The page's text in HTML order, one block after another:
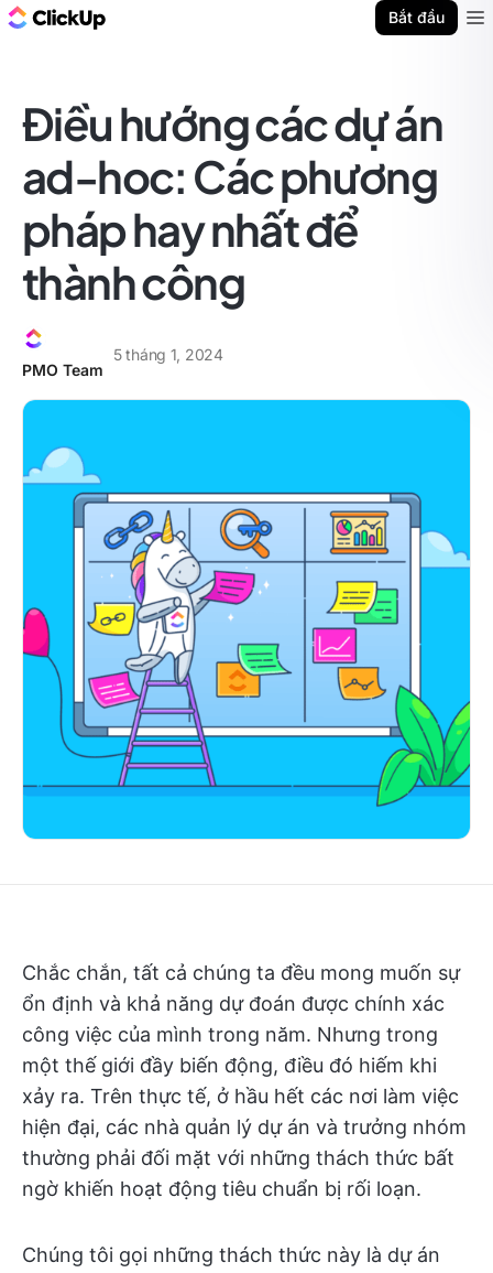
Bắt đầu
Điều hướng các dự án
ad-hoc: Các phương
pháp hay nhất để
thành công
PMO Team
5 tháng 1, 2024
Chắc chắn, tất cả chúng ta đều mong muốn sự
ổn định và khả năng dự đoán được chính xác
công việc của mình trong năm. Nhưng trong
một thế giới đầy biến động, điều đó hiếm khi
xảy ra. Trên thực tế, ở hầu hết các nơi làm việc
hiện đại, các nhà quản lý dự án và trưởng nhóm
thường phải đối mặt với những thách thức bất
ngờ khiến hoạt động tiêu chuẩn bị rối loạn.
Chúng tôi gọi những thách thức này là dự án